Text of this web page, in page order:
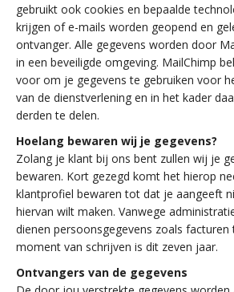
gebruikt ook cookies en bepaalde
krijgen of e-mails worden geopend en
ontvanger. Alle gegevens worden door
in een beveiligde omgeving. MailChimp
voor om je gegevens te gebruiken voor
van de dienstverlening en in het kader
derden te delen.
Hoelang bewaren wij je gegevens?
Zolang je klant bij ons bent zullen wij je
bewaren. Kort gezegd komt het hierop
klantprofiel bewaren tot dat je aangeeft
hiervan wilt maken. Vanwege
dienen persoonsgegevens zoals facturen
moment van schrijven is dit zeven jaar.
Ontvangers van de gegevens